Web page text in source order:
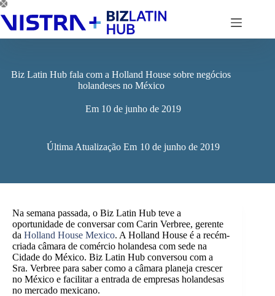
Pular
para
conteúdo
Biz Latin Hub fala com a Holland House sobre negócios
holandeses no México
Em 10 de junho de 2019
Última Atualização Em 10 de junho de 2019
Na semana passada, o Biz Latin Hub teve a
oportunidade de conversar com Carin Verbree, gerente
da Holland House Mexico. A Holland House é a recém-
criada câmara de comércio holandesa com sede na
Cidade do México. Biz Latin Hub conversou com a
Sra. Verbree para saber como a câmara planeja crescer
no México e facilitar a entrada de empresas holandesas
no mercado mexicano.